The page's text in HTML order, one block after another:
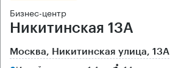
Бизнес-центр
Никитинская 13А
Москва, Никитинская улица, 13А